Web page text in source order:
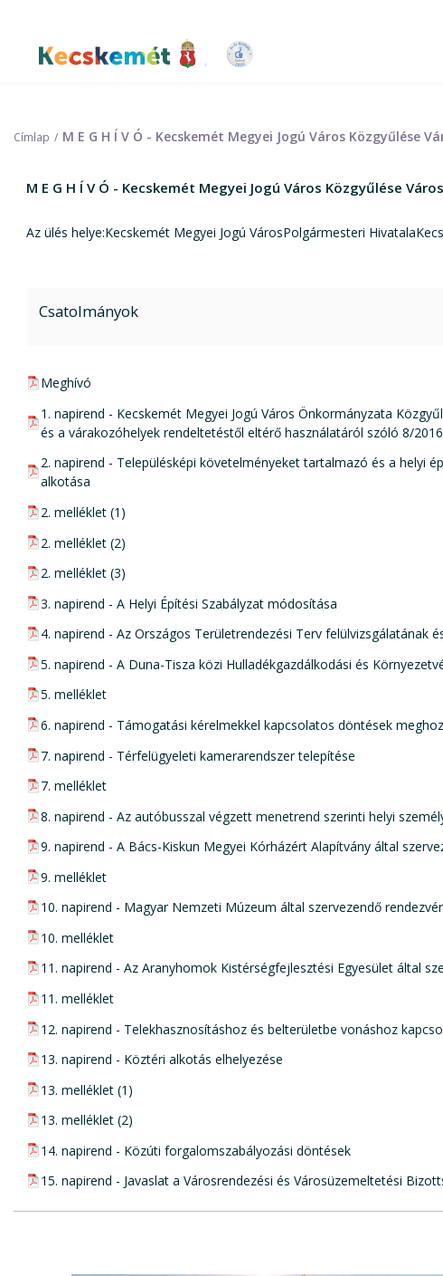
tartalomra
Kecskemét Város Honlapja
Címlap M E G H Í V Ó - Kecskemét Megyei Jogú Város
M E G H Í V Ó - Kecskemét Megyei Jogú Város Közgyűlése
Az ülés helye:Kecskemét Megyei Jogú VárosPolgármesteri
Csatolmányok
pdf csatolmány:
Meghívó
pdf csatolmány:
1. napirend - Kecskemét Megyei Jogú Város Önkormányzata
és a várakozóhelyek rendeltetéstől eltérő használatáról szóló 8/
pdf csatolmány:
2. napirend - Településképi követelményeket tartalmazó és a helyi
alkotása
pdf csatolmány:
2. melléklet (1)
pdf csatolmány:
2. melléklet (2)
pdf csatolmány:
2. melléklet (3)
pdf csatolmány:
3. napirend - A Helyi Építési Szabályzat módosítása
pdf csatolmány:
4. napirend - Az Országos Területrendezési Terv felülvizsgálatának
pdf csatolmány:
5. napirend - A Duna-Tisza közi Hulladékgazdálkodási és
pdf csatolmány:
5. melléklet
pdf csatolmány:
6. napirend - Támogatási kérelmekkel kapcsolatos döntések
pdf csatolmány:
7. napirend - Térfelügyeleti kamerarendszer telepítése
pdf csatolmány:
7. melléklet
pdf csatolmány:
8. napirend - Az autóbusszal végzett menetrend szerinti helyi
pdf csatolmány:
9. napirend - A Bács-Kiskun Megyei Kórházért Alapítvány által
pdf csatolmány:
9. melléklet
pdf csatolmány:
10. napirend - Magyar Nemzeti Múzeum által szervezendő
pdf csatolmány:
10. melléklet
pdf csatolmány:
11. napirend - Az Aranyhomok Kistérségfejlesztési Egyesület által
pdf csatolmány:
11. melléklet
pdf csatolmány:
12. napirend - Telekhasznosításhoz és belterületbe vonáshoz
pdf csatolmány:
13. napirend - Köztéri alkotás elhelyezése
pdf csatolmány:
13. melléklet (1)
pdf csatolmány:
13. melléklet (2)
pdf csatolmány:
14. napirend - Közúti forgalomszabályozási döntések
pdf csatolmány:
15. napirend - Javaslat a Városrendezési és Városüzemeltetési